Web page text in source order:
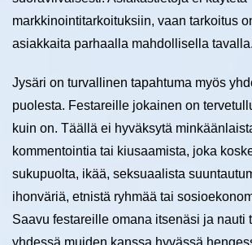
markkinointitarkoituksiin, vaan tarkoitus
asiakkaita parhaalla mahdollisella tavalla.
Jysäri on turvallinen tapahtuma myös
puolesta. Festareille jokainen on
kuin on. Täällä ei hyväksytä
kommentointia tai kiusaamista, joka
sukupuolta, ikää, seksuaalista
ihonväriä, etnistä ryhmää tai
Saavu festareille omana itsenäsi ja nauti
yhdessä muiden kanssa hyvässä